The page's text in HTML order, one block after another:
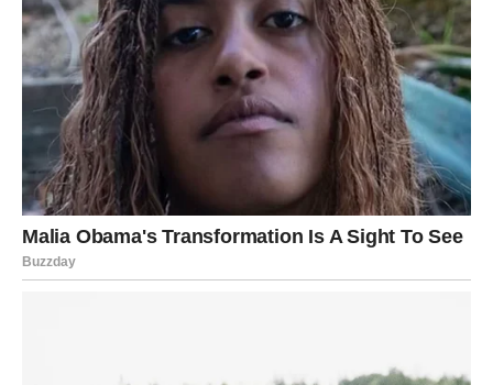
Sudbina vam šalje osmijeh
Pred vama su romantični trenuci.
ŠKORPIJA
Stara emocija danas bi mogla postati veoma snažna.
Neko iz prošlosti razmišlja o vama više nego što
pretpostavljate.